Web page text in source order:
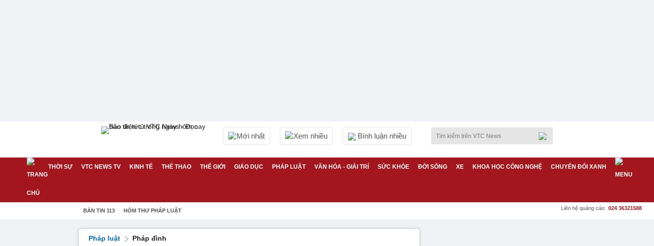
Mới nhất Xem nhiều Bình luận nhiều
THỜI SỰ VTC NEWS TV KINH TẾ THỂ THAO THẾ GIỚI GIÁO DỤC PHÁP LUẬT VĂN HÓA - GIẢI TRÍ SỨC KHỎE ĐỜI SỐNG XE KHOA HỌC CÔNG NGHỆ CHUYỂN ĐỔI XANH
BẢN TIN 113 HÒM THƯ PHÁP LUẬT Liên hệ quảng cáo: 024 36321588
Pháp luật Pháp đình